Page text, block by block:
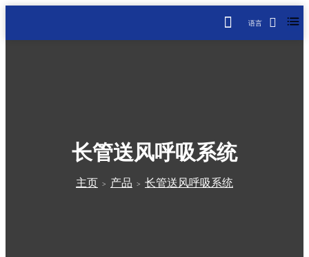
语言
长管送风呼吸系统
主页 > 产品 > 长管送风呼吸系统